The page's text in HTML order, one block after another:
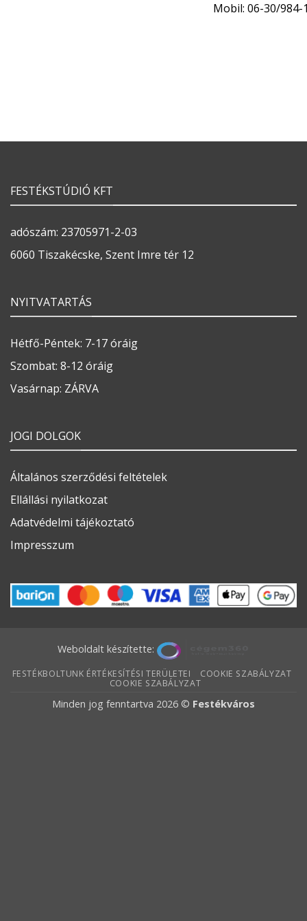
Mobil: 06-30/984-
FESTÉKSTÚDIÓ KFT
adószám: 23705971-2-03
6060 Tiszakécske, Szent Imre tér 12
NYITVATARTÁS
Hétfő-Péntek: 7-17 óráig
Szombat: 8-12 óráig
Vasárnap: ZÁRVA
JOGI DOLGOK
Általános szerződési feltételek
Ellállási nyilatkozat
Adatvédelmi tájékoztató
Impresszum
Weboldalt készítette:
FESTÉKBOLTUNK ÉRTÉKESÍTÉSI TERÜLETEI
COOKIE SZABÁLYZAT
COOKIE SZABÁLYZAT
Minden jog fenntartva 2026 © Festékváros